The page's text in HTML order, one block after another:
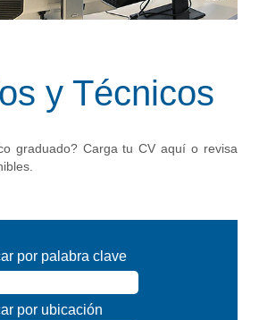
y Técnicos
graduado? Carga tu CV aquí o revisa
por palabra clave
por ubicación